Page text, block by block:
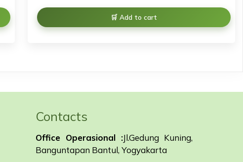
Add to cart
Contacts
Office Operasional :Jl.Gedung Kuning,
Banguntapan Bantul, Yogyakarta